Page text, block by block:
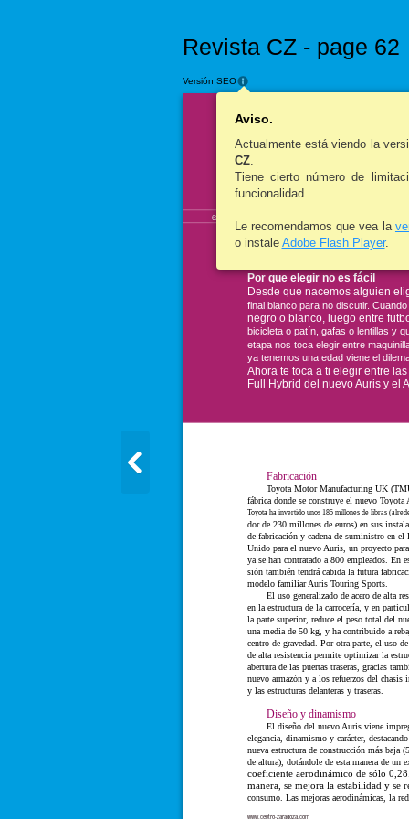
Revista CZ - page 62
www.centro-zaragoza.com
Novedades del automóvil
62
Fabricación
Toyota Motor Manufacturing UK
fábrica donde se construye el nuevo Toyota
Toyota ha invertido unos 185 millones de libras
dor de 230 millones de euros) en sus
de fabricación y cadena de suministro en el
Unido para el nuevo Auris, un proyecto
ya se han contratado a 800 empleados. En
sión también tendrá cabida la futura
modelo familiar Auris Touring Sports.
El uso generalizado de acero de alta
en la estructura de la carrocería, y en
la parte superior, reduce el peso total del
una media de 50 kg, y ha contribuido a
centro de gravedad. Por otra parte, el uso de
de alta resistencia permite optimizar la
abertura de las puertas traseras, gracias
nuevo armazón y a los refuerzos del chasis
y las estructuras delanteras y traseras.
Diseño y dinamismo
El diseño del nuevo Auris viene
elegancia, dinamismo y carácter,
nueva estructura de construcción más baja
de altura), dotándole de esta manera de un
coeficiente aerodinámico de sólo
manera, se mejora la estabilidad y se
consumo. Las mejoras aerodinámicas, la
Por que elegir no es fácil
Desde que nacemos alguien
final blanco para no discutir.
negro o blanco, luego entre
bicicleta o patín, gafas o lentillas y
etapa nos toca elegir entre
ya tenemos una edad viene el
Ahora te toca a ti elegir entre
Full Hybrid del nuevo Auris y el
TOYOTA
C'est la
Versión SEO
Aviso.
Actualmente está viendo la
CZ.
Tiene cierto número de
funcionalidad.
Le recomendamos que vea la
o instale Adobe Flash Player.